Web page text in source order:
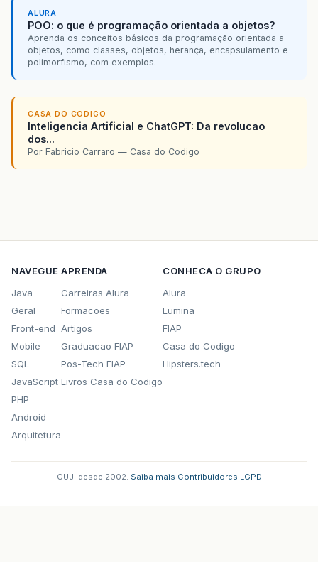
ALURA
POO: o que é programação orientada a objetos?
Aprenda os conceitos básicos da programação orientada a
objetos, como classes, objetos, herança, encapsulamento e
polimorfismo, com exemplos.
CASA DO CODIGO
Inteligencia Artificial e ChatGPT: Da revolucao
dos...
Por Fabricio Carraro — Casa do Codigo
NAVEGUE
Java
Geral
Front-end
Mobile
SQL
JavaScript
PHP
Android
Arquitetura
APRENDA
Carreiras Alura
Formacoes
Artigos
Graduacao FIAP
Pos-Tech FIAP
Livros Casa do Codigo
CONHECA O GRUPO
Alura
Lumina
FIAP
Casa do Codigo
Hipsters.tech
GUJ: desde 2002. Saiba mais Contribuidores LGPD